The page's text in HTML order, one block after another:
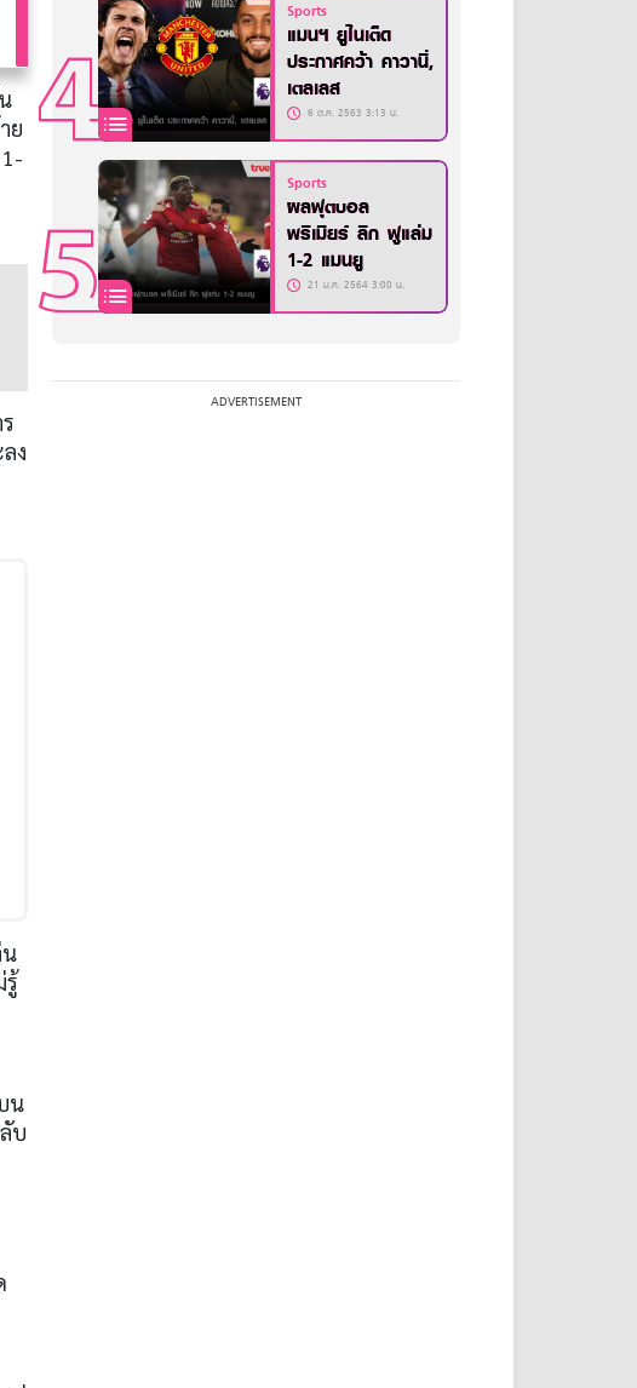
ย
ง
น
รู้
น
บ
Sports
แมนฯ ยูไนเต็ด
ประกาศคว้า คาวานี่,
เตลเลส
6 ต.ค. 2563 3:13 น.
Sports
ผลฟุตบอล
พรีเมียร์ ลีก ฟูแล่ม
1-2 แมนยู
21 ม.ค. 2564 3:00 น.